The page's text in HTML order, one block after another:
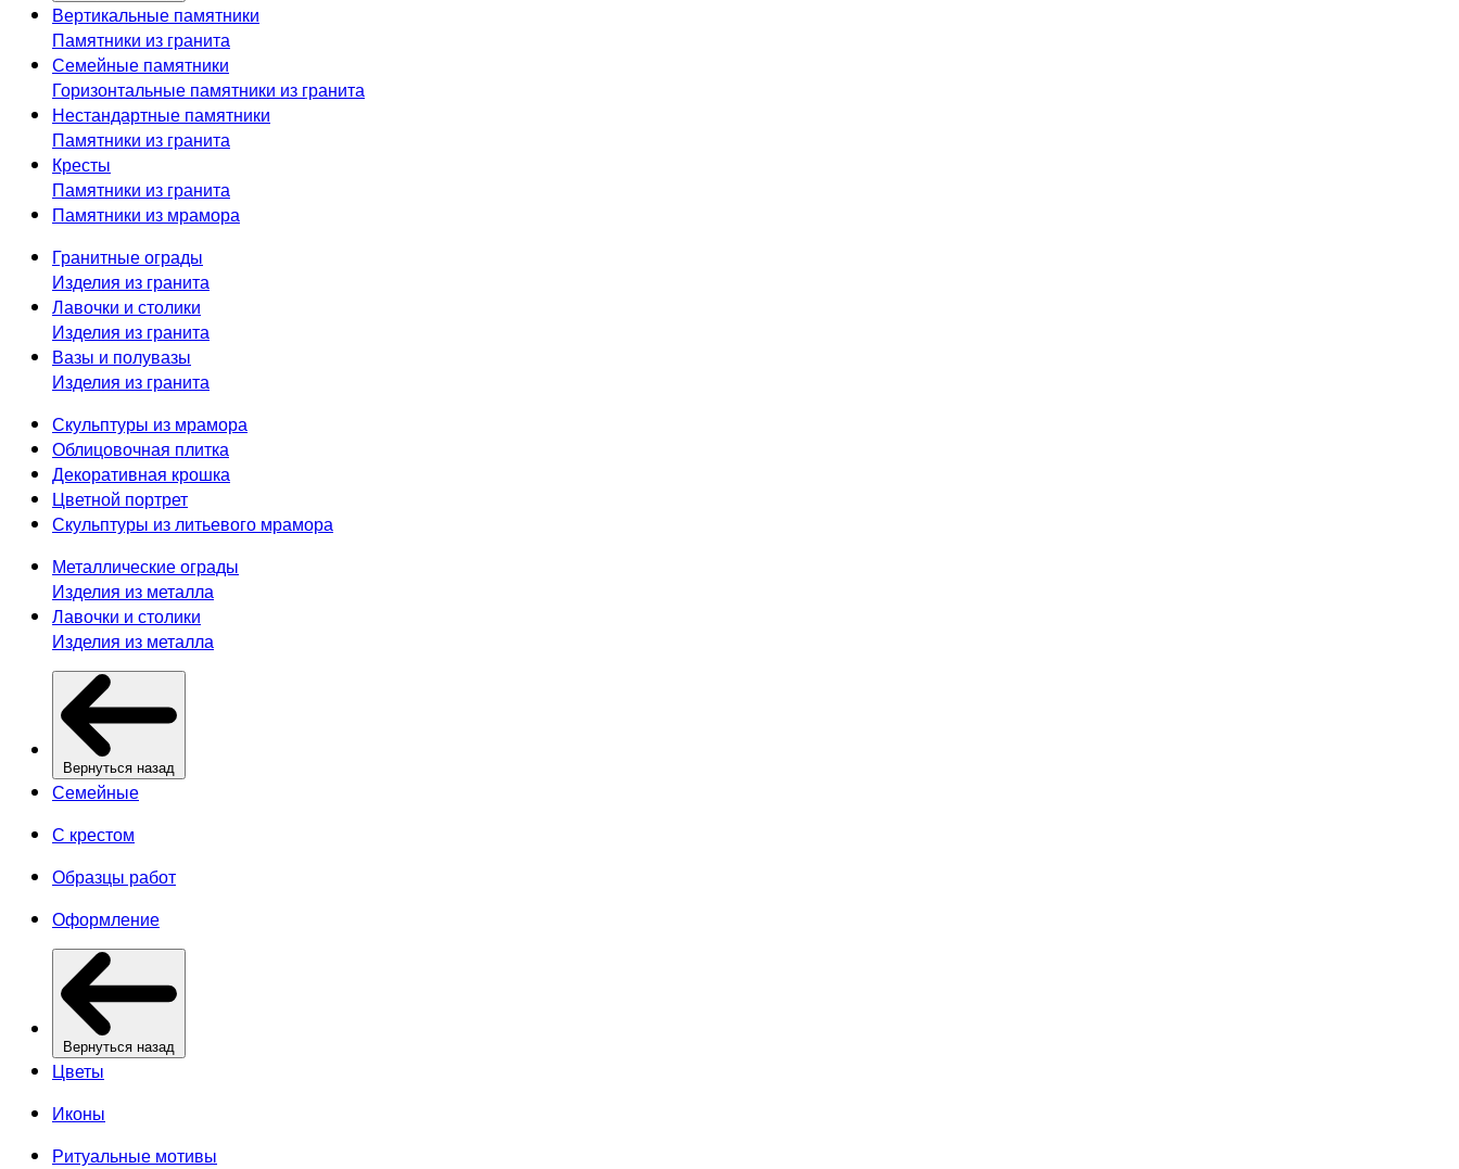
Вертикальные памятники
Памятники из гранита
Семейные памятники
Горизонтальные памятники из гранита
Нестандартные памятники
Памятники из гранита
Кресты
Памятники из гранита
Памятники из мрамора
Гранитные ограды
Изделия из гранита
Лавочки и столики
Изделия из гранита
Вазы и полувазы
Изделия из гранита
Скульптуры из мрамора
Облицовочная плитка
Декоративная крошка
Цветной портрет
Скульптуры из литьевого мрамора
Металлические ограды
Изделия из металла
Лавочки и столики
Изделия из металла
Вернуться назад
Семейные
С крестом
Образцы работ
Оформление
Вернуться назад
Цветы
Иконы
Ритуальные мотивы